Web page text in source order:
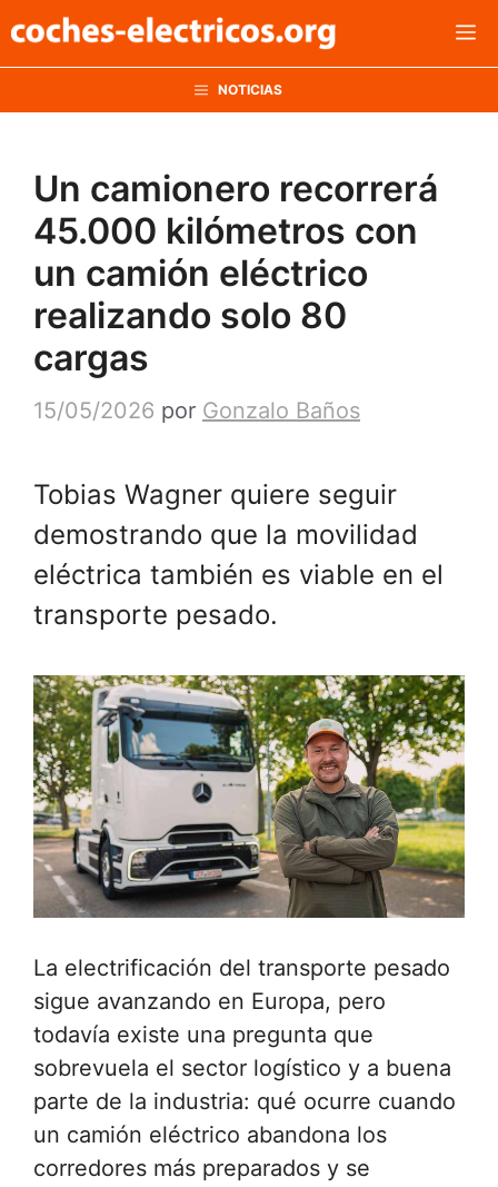
al
NOTICIAS
Un camionero recorrerá
45.000 kilómetros con
un camión eléctrico
realizando solo 80
cargas
15/05/2026 por Gonzalo Baños
Tobias Wagner quiere seguir
demostrando que la movilidad
eléctrica también es viable en el
transporte pesado.
La electrificación del transporte pesado
sigue avanzando en Europa, pero
todavía existe una pregunta que
sobrevuela el sector logístico y a buena
parte de la industria: qué ocurre cuando
un camión eléctrico abandona los
corredores más preparados y se